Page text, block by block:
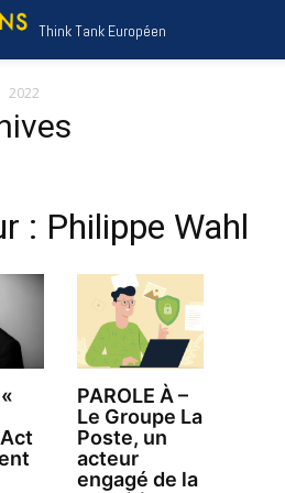
Think Tank Européen
2022
: Philippe Wahl
PAROLE À –
Le Groupe La
Poste, un
acteur
engagé de la